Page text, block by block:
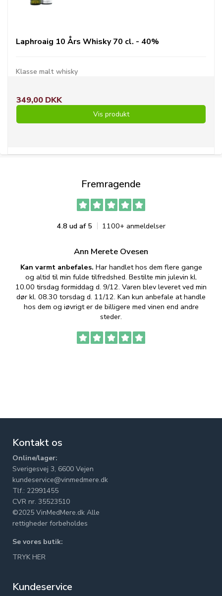
Laphroaig 10 Års Whisky 70 cl. - 40%
Klasse malt whisky
349,00 DKK
Vis produkt
Fremragende
4.8 ud af 5 1100+ anmeldelser
Ann Merete Ovesen
Kan varmt anbefales. Har handlet hos dem flere gange
og altid til min fulde tilfredshed. Bestilte min julevin kl.
10.00 tirsdag formiddag d. 9/12. Varen blev leveret ved min
dør kl. 08.30 torsdag d. 11/12. Kan kun anbefale at handle
hos dem og iøvrigt er de billigere med vinen end andre
steder.
Kontakt os
Online/lager:
Sverigesvej 3, 6600 Vejen
kundeservice@vinmedmere.dk
Tlf.: 22991455
CVR nr. 35523510
©2025 VinMedMere.dk Alle
rettigheder forbeholdes
Se vores butik:
TRYK HER
Kundeservice